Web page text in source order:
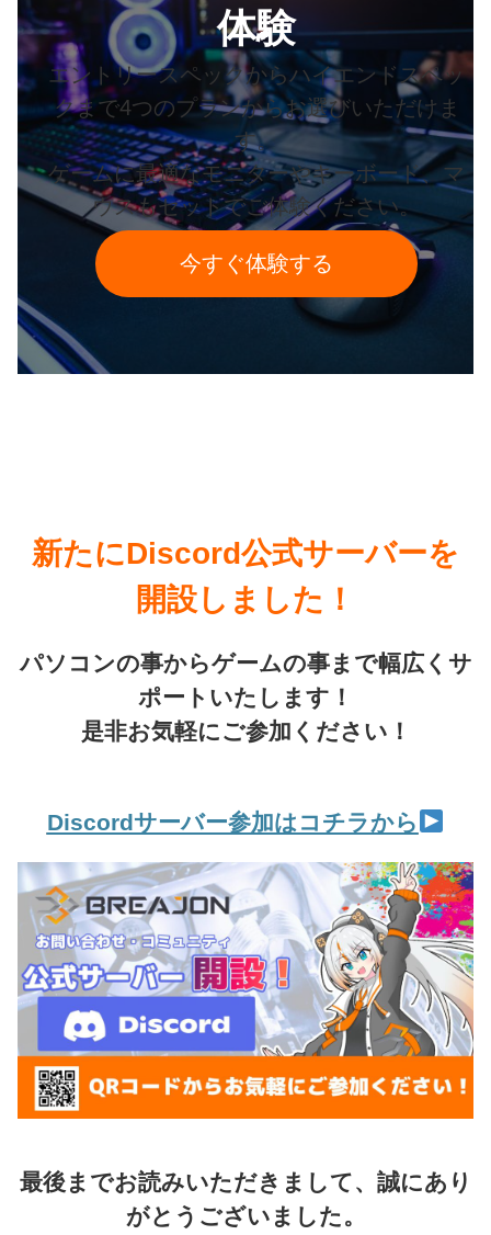
体験
エントリースペックからハイエンドスペッ
クまで4つのプランからお選びいただけま
す。
ゲームに最適なモニターやキーボード、マ
ウスもセットでご体験ください。
今すぐ体験する
新たにDiscord公式サーバーを
開設しました！
パソコンの事からゲームの事まで幅広くサ
ポートいたします！
是非お気軽にご参加ください！
Discordサーバー参加はコチラから
最後までお読みいただきまして、誠にあり
がとうございました。